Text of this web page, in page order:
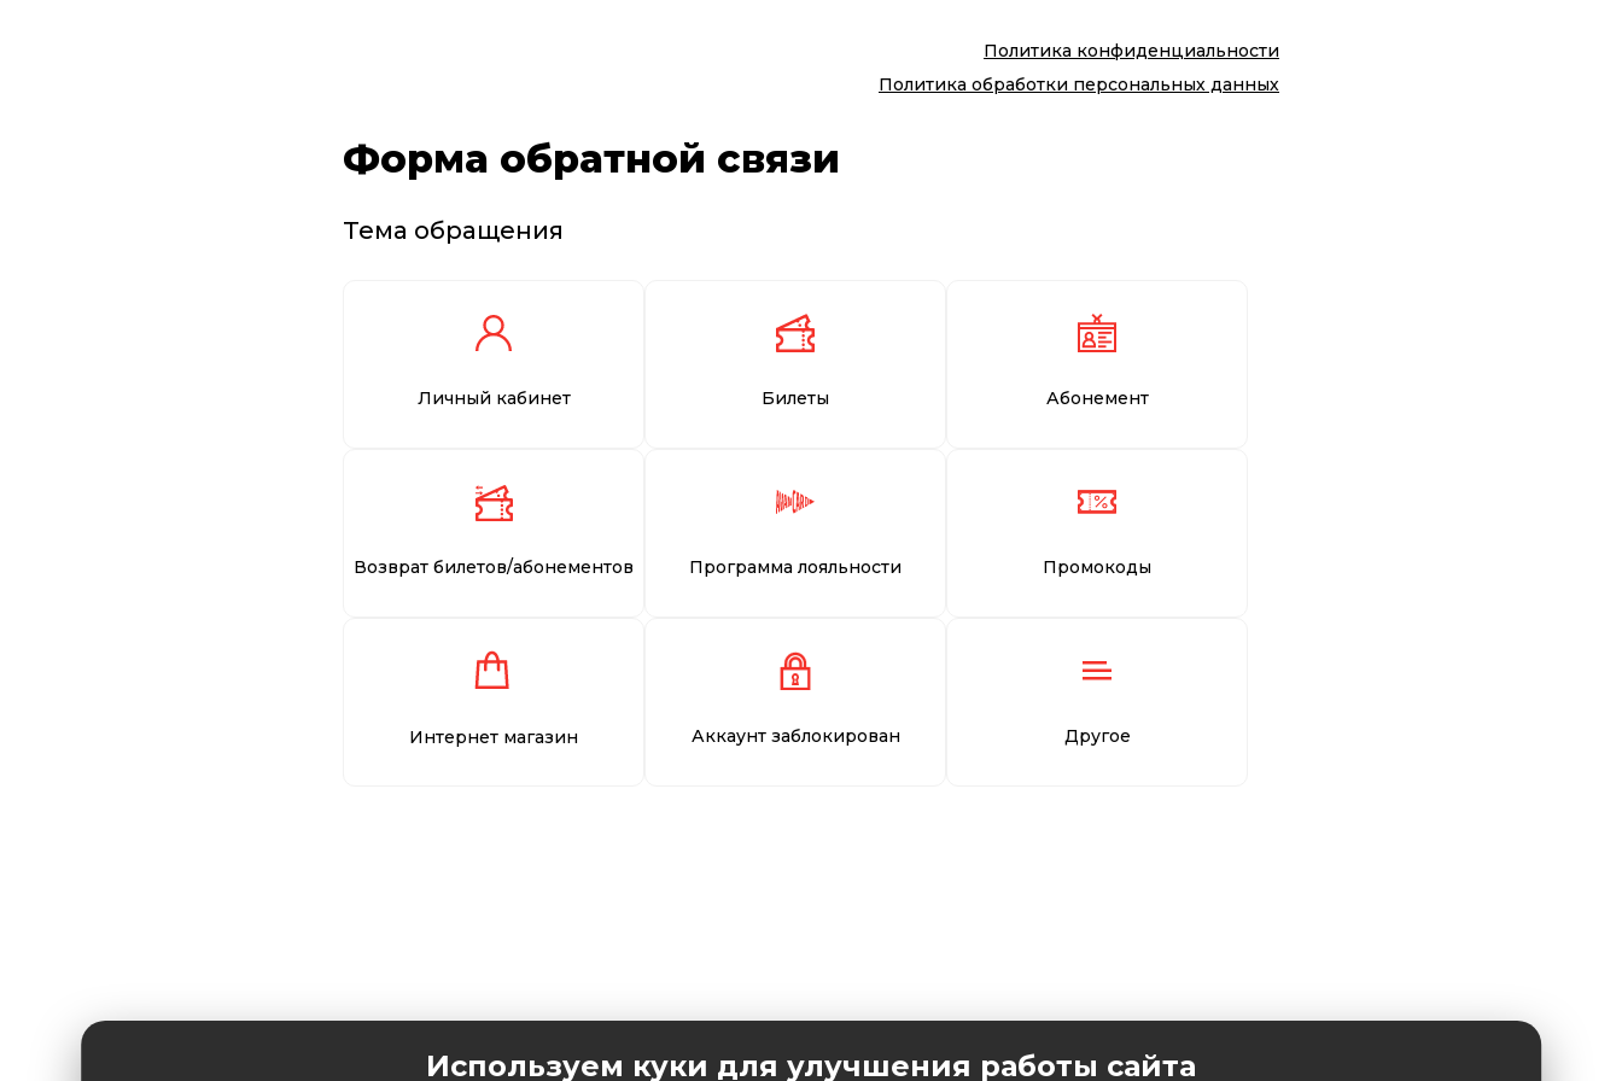
Политика конфиденциальности
Политика обработки персональных данных
Форма обратной связи
Тема обращения
Личный кабинет Билеты Абонемент
Возврат билетов/абонементов Программа лояльности Промокоды
Интернет магазин Аккаунт заблокирован Другое
Используем куки для улучшения работы сайта